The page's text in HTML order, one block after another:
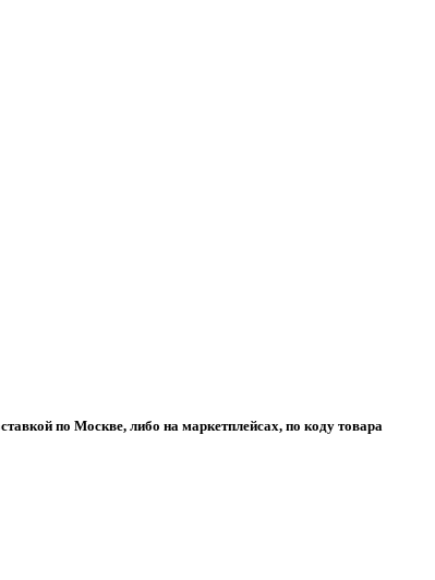
по Москве, либо на маркетплейсах, по коду товара